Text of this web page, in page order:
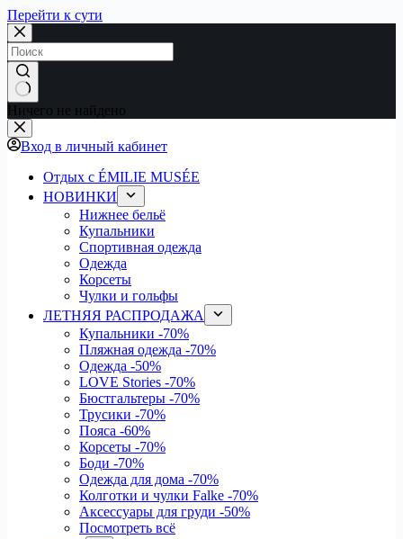
Перейти к сути
Ничего не найдено
Вход в личный кабинет
Отдых с ÉMILIE MUSÉE
НОВИНКИ
Нижнее бельё
Купальники
Спортивная одежда
Одежда
Корсеты
Чулки и гольфы
ЛЕТНЯЯ РАСПРОДАЖА
Купальники -70%
Пляжная одежда -70%
Одежда -50%
LOVE Stories -70%
Бюстгальтеры -70%
Трусики -70%
Пояса -60%
Корсеты -70%
Боди -70%
Одежда для дома -70%
Колготки и чулки Falke -70%
Аксессуары для груди -50%
Посмотреть всё